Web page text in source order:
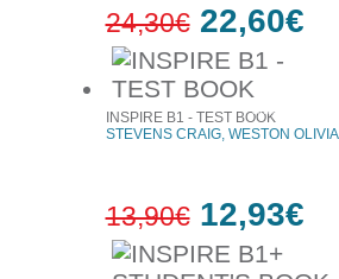
έκπτωση
24,30€ 22,60€
INSPIRE B1 - TEST BOOK
STEVENS CRAIG, WESTON OLIVIA
13,90€ 12,93€